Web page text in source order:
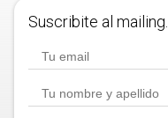
Suscribite al mailing.